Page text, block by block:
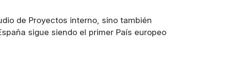
de Proyectos interno, sino también
sigue siendo el primer País europeo